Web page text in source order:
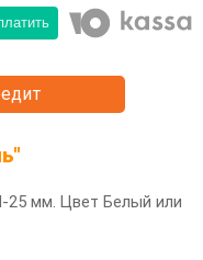
25 мм. Цвет Белый или